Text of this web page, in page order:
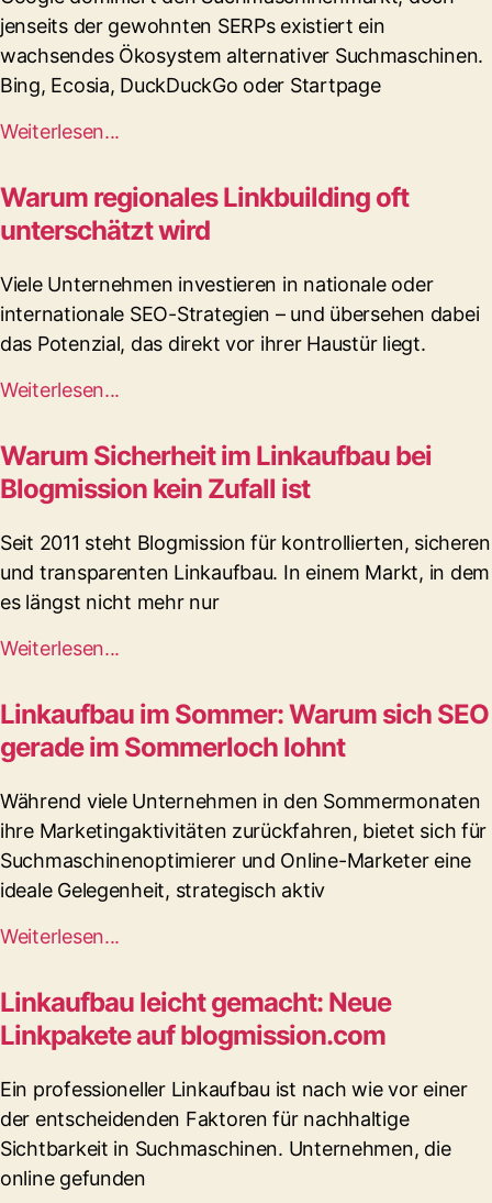
jenseits der gewohnten SERPs existiert ein
wachsendes Ökosystem alternativer Suchmaschinen.
Bing, Ecosia, DuckDuckGo oder Startpage
Weiterlesen...
Warum regionales Linkbuilding oft
unterschätzt wird
Viele Unternehmen investieren in nationale oder
internationale SEO-Strategien – und übersehen dabei
das Potenzial, das direkt vor ihrer Haustür liegt.
Weiterlesen...
Warum Sicherheit im Linkaufbau bei
Blogmission kein Zufall ist
Seit 2011 steht Blogmission für kontrollierten, sicheren
und transparenten Linkaufbau. In einem Markt, in dem
es längst nicht mehr nur
Weiterlesen...
Linkaufbau im Sommer: Warum sich SEO
gerade im Sommerloch lohnt
Während viele Unternehmen in den Sommermonaten
ihre Marketingaktivitäten zurückfahren, bietet sich für
Suchmaschinenoptimierer und Online-Marketer eine
ideale Gelegenheit, strategisch aktiv
Weiterlesen...
Linkaufbau leicht gemacht: Neue
Linkpakete auf blogmission.com
Ein professioneller Linkaufbau ist nach wie vor einer
der entscheidenden Faktoren für nachhaltige
Sichtbarkeit in Suchmaschinen. Unternehmen, die
online gefunden